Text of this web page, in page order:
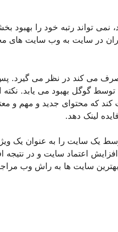
نمی تواند رتبه خود را بهبود
در سایت به وب سایت های
می کند در نظر می گیرد. پس
گوگل بهبود می یابد.
که محتوای جدید و مهم و
لینک دهد.
یک سایت را به عنوان یک
اعتماد سایت و در نتیجه
سایت ها به راش وب